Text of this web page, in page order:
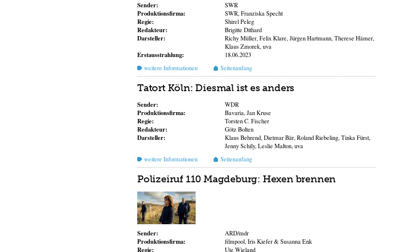
Sender: SWR
Produktionsfirma: SWR, Franziska Specht
Regie: Shirel Peleg
Redakteur: Brigitte Dithard
Darsteller:
Richy Müller, Felix Klare, Jürgen Hartmann, Therese Hämer,
Klaus Zmorek, uva
Erstausstrahlung:
18.06.2023
weitere Informationen
Seitenanfang
Tatort Köln: Diesmal ist es anders
Sender: WDR
Produktionsfirma: Bavaria, Jan Kruse
Regie: Torsten C. Fischer
Redakteur: Götz Bolten
Darsteller:
Klaus Behrend, Dietmar Bär, Roland Riebeling, Tinka Fürst,
Jenny Schily, Leslie Malton, uva
weitere Informationen
Seitenanfang
Polizeiruf 110 Magdeburg: Hexen brennen
Sender: ARD/mdr
Produktionsfirma: filmpool, Iris Kiefer & Susanna Enk
Regie: Ute Wieland